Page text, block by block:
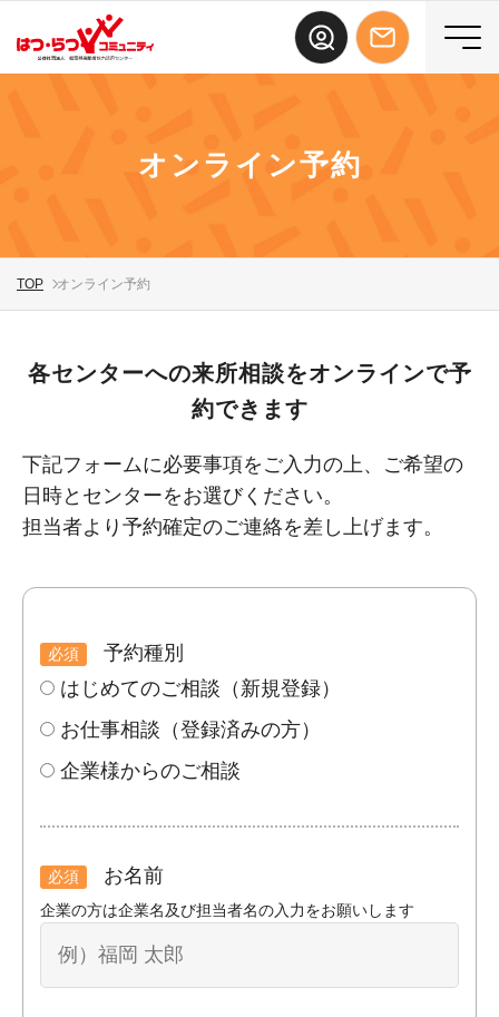
オンライン予約
TOP オンライン予約
各センターへの来所相談をオンラインで予
約できます
下記フォームに必要事項をご入力の上、ご希望の
日時とセンターをお選びください。
担当者より予約確定のご連絡を差し上げます。
必須
予約種別
はじめてのご相談（新規登録）
お仕事相談（登録済みの方）
企業様からのご相談
必須 お名前
企業の方は企業名及び担当者名の入力をお願いします